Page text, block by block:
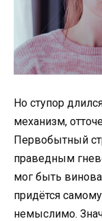
Но ступор
механизм,
Первобытный
праведным
мог быть
придётся
немыслимо.